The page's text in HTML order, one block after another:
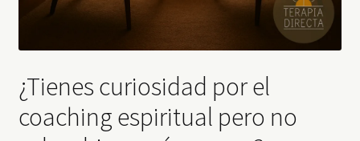
¿Tienes curiosidad por el
coaching espiritual pero no